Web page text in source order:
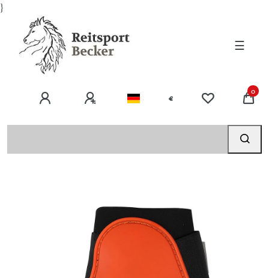
}
☰
€
0